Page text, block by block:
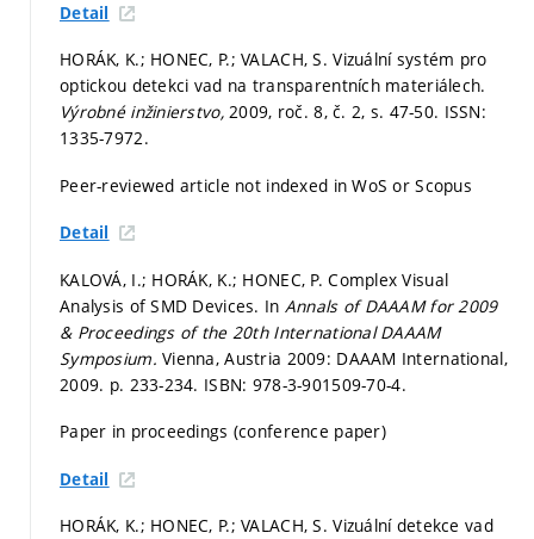
Detail
HORÁK, K.; HONEC, P.; VALACH, S. Vizuální systém pro
optickou detekci vad na transparentních materiálech.
Výrobné inžinierstvo,2009, roč. 8, č. 2, s. 47-50. ISSN:
1335-7972.
Peer-reviewed article not indexed in WoS or Scopus
Detail
KALOVÁ, I.; HORÁK, K.; HONEC, P. Complex Visual
Analysis of SMD Devices. In Annals of DAAAM for 2009
& Proceedings of the 20th International DAAAM
Symposium.Vienna, Austria 2009: DAAAM International,
2009. p. 233-234. ISBN: 978-3-901509-70-4.
Paper in proceedings (conference paper)
Detail
HORÁK, K.; HONEC, P.; VALACH, S. Vizuální detekce vad